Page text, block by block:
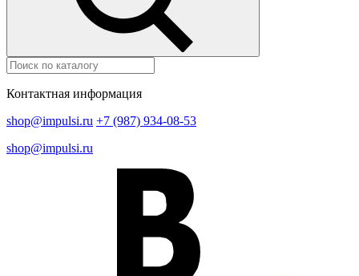
Контактная информация
shop@impulsi.ru +7 (987) 934-08-53
shop@impulsi.ru